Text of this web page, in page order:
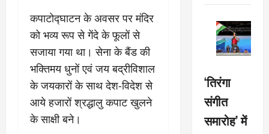
कपाटोद्घाटन के अवसर पर मंदिर
को भव्य रूप से गेंदे के फूलों से
सजाया गया था। सेना के बैंड की
भक्तिमय धुनों एवं जय बद्रीविशाल
के जयकारों के साथ देश-विदेश से
आये हजारों श्रद्धालु कपाट खुलने
के साक्षी बने।
‘तिरंगा
संगीत
समारोह’ में